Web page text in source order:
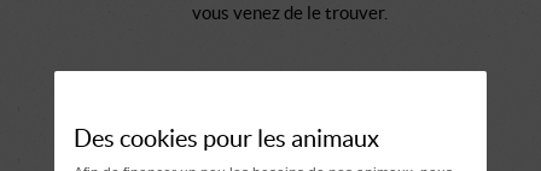
vous venez de le trouver.
Comment se passe une adoption ?
Document à signer 7 jours
Des cookies pour les animaux